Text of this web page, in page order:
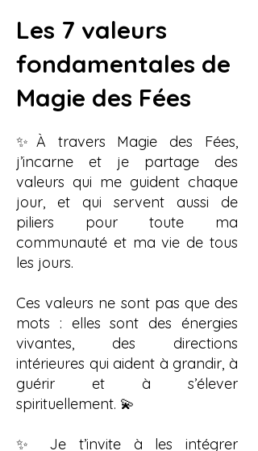
Les 7 valeurs
fondamentales de
Magie des Fées
✨À travers Magie des Fées,
j’incarne et je partage des
valeurs qui me guident chaque
jour, et qui servent aussi de
piliers pour toute ma
communauté et ma vie de tous
les jours.
Ces valeurs ne sont pas que des
mots : elles sont des énergies
vivantes, des directions
intérieures qui aident à grandir, à
guérir et à s’élever
spirituellement. 💫
✨ Je t’invite à les intégrer